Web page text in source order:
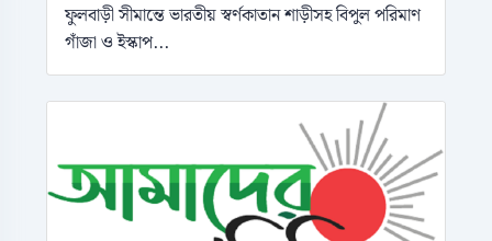
ফুলবাড়ী সীমান্তে ভারতীয় স্বর্ণকাতান শাড়ীসহ বিপুল পরিমাণ
গাঁজা ও ইস্কাপ...